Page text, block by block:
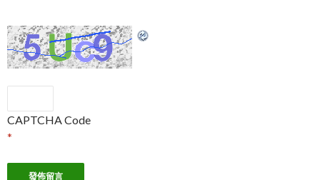
CAPTCHA Code
*